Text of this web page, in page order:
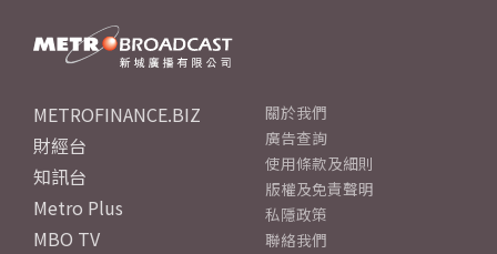
METROFINANCE.BIZ
財經台
知訊台
Metro Plus
MBO TV
關於我們
廣告查詢
使用條款及細則
版權及免責聲明
私隱政策
聯絡我們